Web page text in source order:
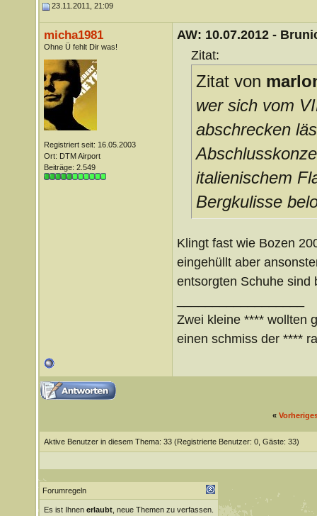
23.11.2011, 21:09
micha1981
Ohne Ü fehlt Dir was!
Registriert seit: 16.05.2003
Ort: DTM Airport
Beiträge: 2.549
AW: 10.07.2012 -
Zitat:
Zitat von
wer sich vom
abschrecken
italienischem
Bergkulisse
Klingt fast wie Bozen
eingehüllt aber
entsorgten Schuhe
Zwei kleine **** wollten
einen schmiss der ****
«
Aktive Benutzer in diesem Thema: 33 (Registrierte Benutzer: 0, Gäste: 33)
Forumregeln
Es ist Ihnen erlaubt, neue Themen zu verfassen.